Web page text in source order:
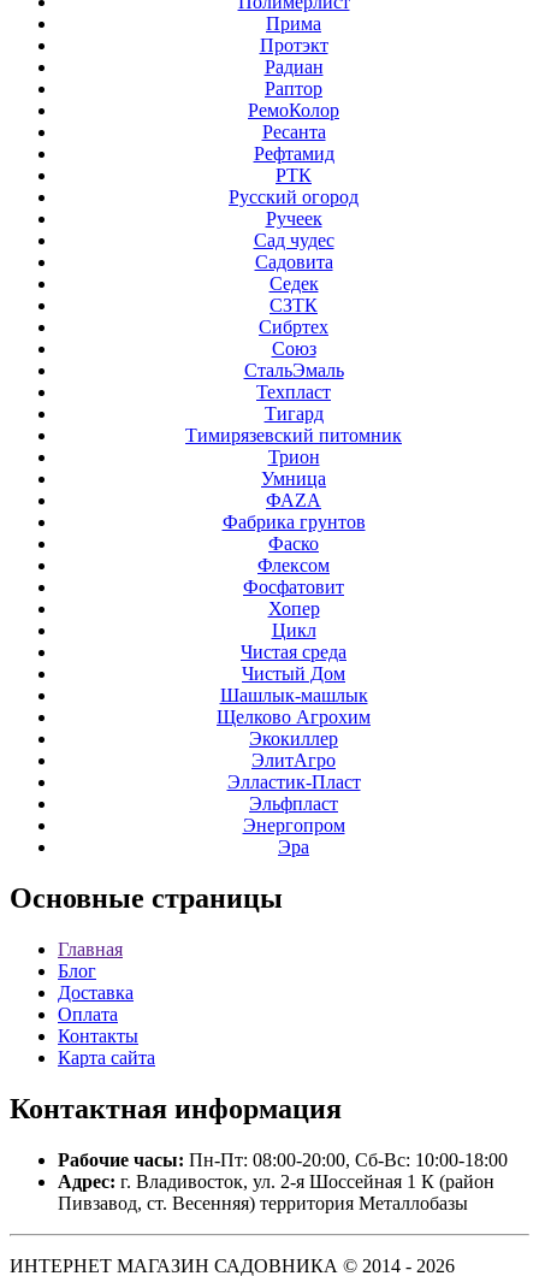
Прима
Протэкт
Радиан
Раптор
РемоКолор
Ресанта
Рефтамид
РТК
Русский огород
Ручеек
Сад чудес
Садовита
Седек
СЗТК
Сибртех
Союз
СтальЭмаль
Техпласт
Тигард
Тимирязевский питомник
Трион
Умница
ФАZА
Фабрика грунтов
Фаско
Флексом
Фосфатовит
Хопер
Цикл
Чистая среда
Чистый Дом
Шашлык-машлык
Щелково Агрохим
Экокиллер
ЭлитАгро
Элластик-Пласт
Эльфпласт
Энергопром
Эра
Основные страницы
Главная
Блог
Доставка
Оплата
Контакты
Карта сайта
Контактная информация
Рабочие часы: Пн-Пт: 08:00-20:00, Сб-Вс: 10:00-18:00
Адрес: г. Владивосток, ул. 2-я Шоссейная 1 К (район
Пивзавод, ст. Весенняя) территория Металлобазы
ИНТЕРНЕТ МАГАЗИН САДОВНИКА © 2014 - 2026